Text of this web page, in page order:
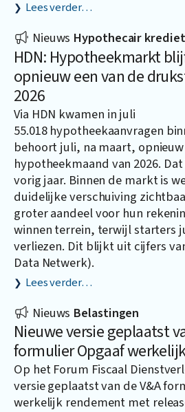
Lees verder…
Nieuws Hypothecair krediet
HDN: Hypotheekmarkt
opnieuw een van de
2026
Via HDN kwamen in juli
55.018 hypotheekaanvragen
behoort juli, na maart,
hypotheekmaand van 2026.
vorig jaar. Binnen de markt is
duidelijke verschuiving
groter aandeel voor hun
winnen terrein, terwijl starters
verliezen. Dit blijkt uit cijfers
Data Netwerk).
Lees verder…
Nieuws Belastingen
Nieuwe versie geplaatst
formulier Opgaaf
Op het Forum Fiscaal
versie geplaatst van de V&A
werkelijk rendement met